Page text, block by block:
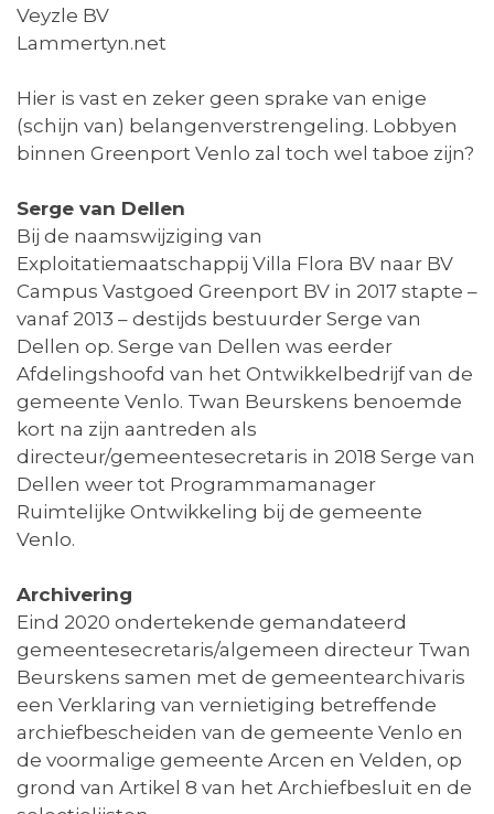
Veyzle BV
Lammertyn.net
Hier is vast en zeker geen sprake van enige
(schijn van) belangenverstrengeling. Lobbyen
binnen Greenport Venlo zal toch wel taboe zijn?
Serge van Dellen
Bij de naamswijziging van
Exploitatiemaatschappij Villa Flora BV naar BV
Campus Vastgoed Greenport BV in 2017 stapte –
vanaf 2013 – destijds bestuurder Serge van
Dellen op. Serge van Dellen was eerder
Afdelingshoofd van het Ontwikkelbedrijf van de
gemeente Venlo. Twan Beurskens benoemde
kort na zijn aantreden als
directeur/gemeentesecretaris in 2018 Serge van
Dellen weer tot Programmamanager
Ruimtelijke Ontwikkeling bij de gemeente
Venlo.
Archivering
Eind 2020 ondertekende gemandateerd
gemeentesecretaris/algemeen directeur Twan
Beurskens samen met de gemeentearchivaris
een Verklaring van vernietiging betreffende
archiefbescheiden van de gemeente Venlo en
de voormalige gemeente Arcen en Velden, op
grond van Artikel 8 van het Archiefbesluit en de